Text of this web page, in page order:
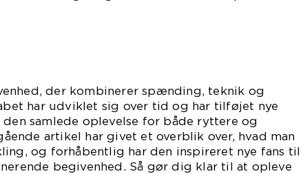
der kombinerer spænding, teknik og
har udviklet sig over tid og har tilføjet nye
samlede oplevelse for både ryttere og
artikel har givet et overblik over, hvad man
og forhåbentlig har den inspireret nye fans til
begivenhed. Så gør dig klar til at opleve